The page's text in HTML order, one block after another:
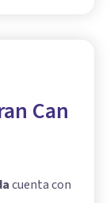
Can
cuenta con